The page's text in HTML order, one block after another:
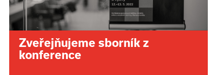
Zveřejňujeme sborník z
konference